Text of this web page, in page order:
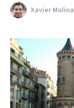
Xavier Molina